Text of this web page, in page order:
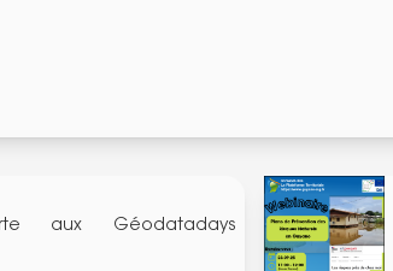
aux Géodatadays